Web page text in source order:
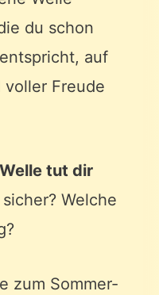
du schon
auf
Freude
tut dir
Welche
zum Sommer-